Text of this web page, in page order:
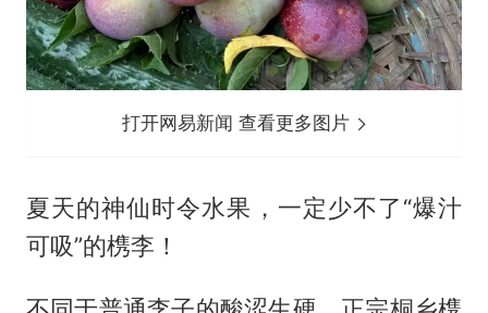
打开网易新闻 查看更多图片
夏天的神仙时令水果，一定少不了“爆汁
可吸”的槜李！